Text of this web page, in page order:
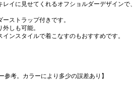
イに見せてくれるオフショルダーデザインで、
ストラップ付きです。
しも可能。
ンスタイルで着こなすのもおすすめです。
参考。カラーにより多少の誤差あり】